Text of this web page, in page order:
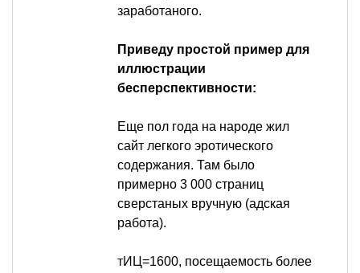
заработаного.
Приведу простой пример для
иллюстрации
бесперспективности:
Еще пол года на народе жил
сайт легкого эротического
содержания. Там было
примерно 3 000 страниц
сверстаных вручную (адская
работа).
тИЦ=1600, посещаемость более